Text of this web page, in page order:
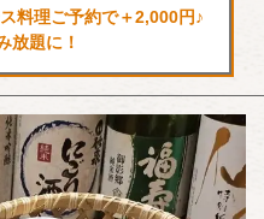
料理ご予約で＋2,000円♪
放題に！